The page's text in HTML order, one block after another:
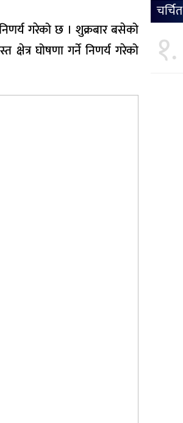
निणर्य गरेको छ । शुक्रबार बसेको
क्षेत्र घोषणा गर्ने निणर्य गरेको
चर्चित
१.